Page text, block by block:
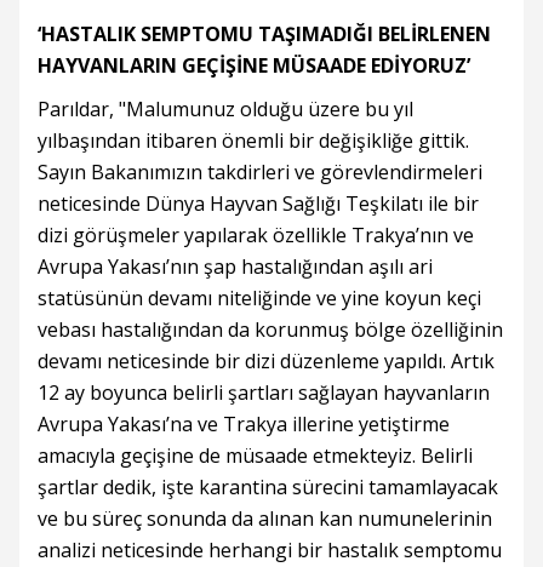
‘HASTALIK SEMPTOMU TAŞIMADIĞI BELİRLENEN
HAYVANLARIN GEÇİŞİNE MÜSAADE EDİYORUZ’
Parıldar, "Malumunuz olduğu üzere bu yıl
yılbaşından itibaren önemli bir değişikliğe gittik.
Sayın Bakanımızın takdirleri ve görevlendirmeleri
neticesinde Dünya Hayvan Sağlığı Teşkilatı ile bir
dizi görüşmeler yapılarak özellikle Trakya’nın ve
Avrupa Yakası’nın şap hastalığından aşılı ari
statüsünün devamı niteliğinde ve yine koyun keçi
vebası hastalığından da korunmuş bölge özelliğinin
devamı neticesinde bir dizi düzenleme yapıldı. Artık
12 ay boyunca belirli şartları sağlayan hayvanların
Avrupa Yakası’na ve Trakya illerine yetiştirme
amacıyla geçişine de müsaade etmekteyiz. Belirli
şartlar dedik, işte karantina sürecini tamamlayacak
ve bu süreç sonunda da alınan kan numunelerinin
analizi neticesinde herhangi bir hastalık semptomu